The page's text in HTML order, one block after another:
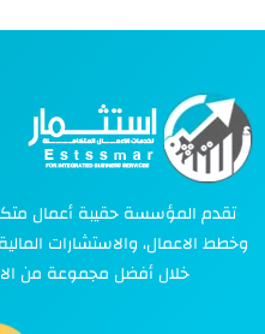
تقدم المؤسسة حقيبة أعمال
وخطط الاعمال، والاستشارات
خلال أفضل مجموعة من